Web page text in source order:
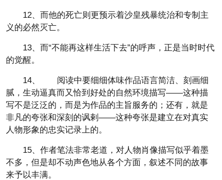
12、而他的死亡则更预示着沙皇残暴统治和专制主
义的必然灭亡。
13、而“不能再这样生活下去”的呼声，正是当时时代
的觉醒。
14、 阅读中要细细体味作品语言简洁、刻画细
腻，生动逼真而又恰到好处的自然环境描写——这种描
写不是泛泛的，而是为作品的主旨服务的；还有，就是
非凡的夸张和深刻的讽剌——这种夸张是建立在对真实
人物形象的忠实记录上的。
15、作者笔法非常老道，对人物肖像描写似乎着墨
不多，但是却不动声色地从各个方面，叙述不同的故事
来予以丰满。